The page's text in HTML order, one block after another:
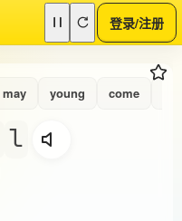
登录/注册
may young come
l